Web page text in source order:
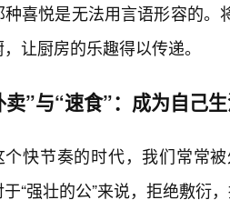
种喜悦是无法用言语形容的
让厨房的乐趣得以传递。
卖”与“速食”：成为自己
个快节奏的时代，我们常常
“强壮的公”来说，拒绝敷衍